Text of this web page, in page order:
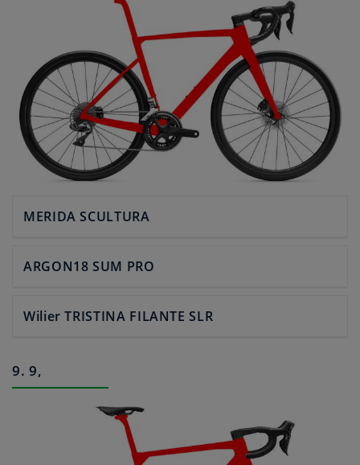
MERIDA SCULTURA
ARGON18 SUM PRO
Wilier TRISTINA FILANTE SLR
9. 9,